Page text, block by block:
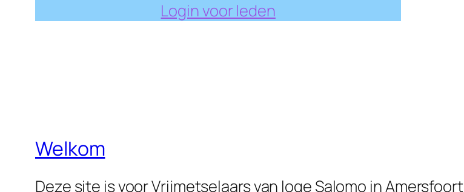
Login voor leden
Welkom
Deze site is voor Vrijmetselaars van loge Salomo in Amersfoort